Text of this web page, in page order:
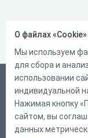
Русский
Справка
Форма
О файлах
Мы используем
для сбора и
использовании
индивидуальной
Нажимая кнопку
сайтом, вы
данных